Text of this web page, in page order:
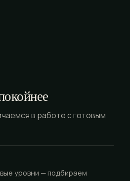
в работе с готовым
уровни — подбираем